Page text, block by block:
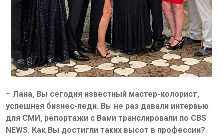
– Лана, Вы сегодня известный мастер-колорист,
успешная бизнес-леди. Вы не раз давали интервью
для СМИ, репортажи с Вами транслировали по CBS
NEWS. Как Вы достигли таких высот в профессии?